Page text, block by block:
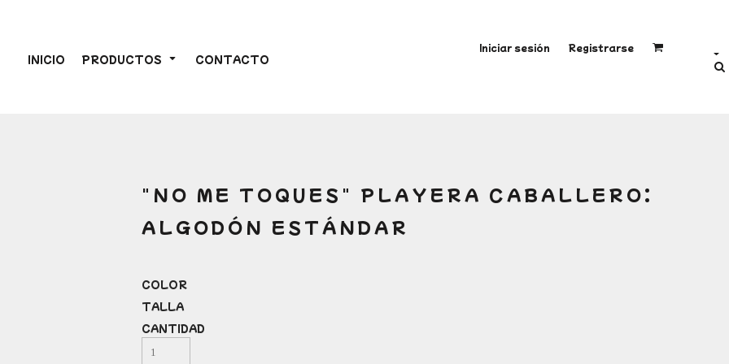
INICIO PRODUCTOS CONTACTO
Iniciar sesión Registrarse
"NO ME TOQUES" PLAYERA CABALLERO:
ALGODÓN ESTÁNDAR
COLOR
TALLA
CANTIDAD